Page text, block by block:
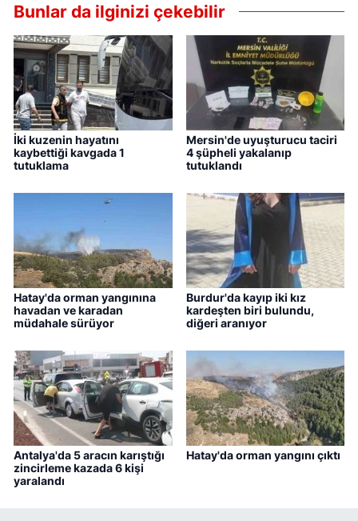
Bunlar da ilginizi çekebilir
İki kuzenin hayatını
kaybettiği kavgada 1
tutuklama
Mersin'de uyuşturucu taciri
4 şüpheli yakalanıp
tutuklandı
Hatay'da orman yangınına
havadan ve karadan
müdahale sürüyor
Burdur'da kayıp iki kız
kardeşten biri bulundu,
diğeri aranıyor
Antalya'da 5 aracın karıştığı
zincirleme kazada 6 kişi
yaralandı
Hatay'da orman yangını çıktı